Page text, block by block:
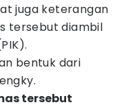
juga keterangan
tersebut diambil
bentuk dari
tersebut